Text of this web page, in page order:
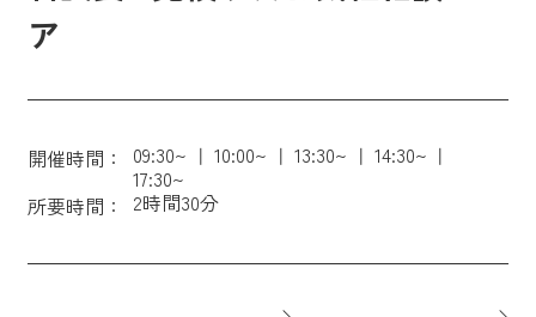
ア
開催時間： 09:30~ 10:00~ 13:30~
14:30~
17:30~
所要時間：
2時間30分